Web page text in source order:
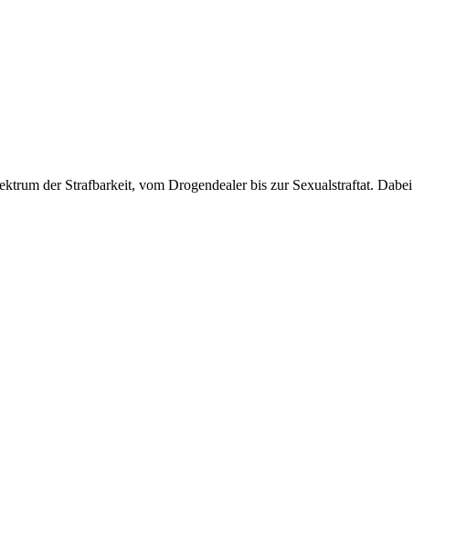
der Strafbarkeit, vom Drogendealer bis zur Sexualstraftat. Dabei